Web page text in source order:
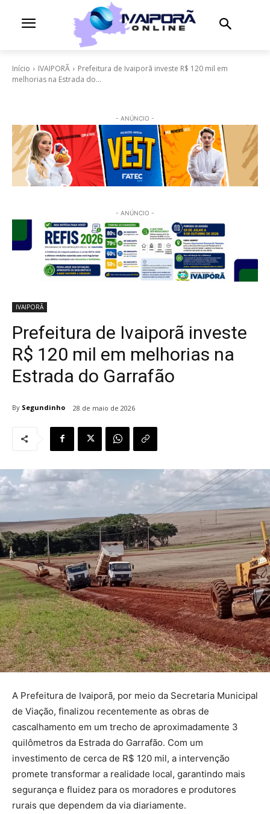
Início IVAIPORÃ
Prefeitura de Ivaiporã investe R$ 120 mil em
melhorias na Estrada do...
- ANÚNCIO -
- ANÚNCIO -
IVAIPORÃ
Prefeitura de Ivaiporã investe
R$ 120 mil em melhorias na
Estrada do Garrafão
By Segundinho 28 de maio de 2026
A Prefeitura de Ivaiporã, por meio da Secretaria Municipal
de Viação, finalizou recentemente as obras de
cascalhamento em um trecho de aproximadamente 3
quilômetros da Estrada do Garrafão. Com um
investimento de cerca de R$ 120 mil, a intervenção
promete transformar a realidade local, garantindo mais
segurança e fluidez para os moradores e produtores
rurais que dependem da via diariamente.